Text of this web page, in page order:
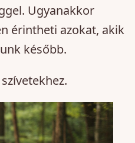
Ugyanakkor
érintheti azokat, akik
később.